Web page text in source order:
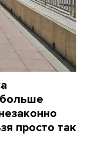
просто так